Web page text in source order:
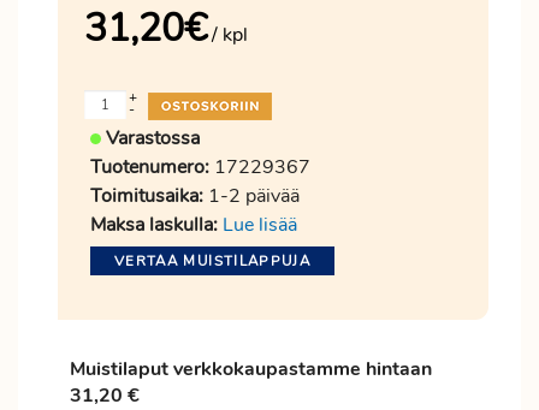
31,20€/ kpl
-
+
Varastossa
Tuotenumero: 17229367
Toimitusaika: 1-2 päivää
Maksa laskulla: Lue lisää
VERTAA MUISTILAPPUJA
Muistilaput verkkokaupastamme hintaan
31,20 €